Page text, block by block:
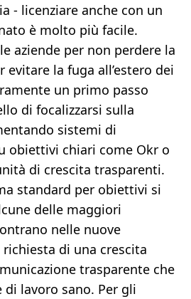
- licenziare anche con un
è molto più facile.
aziende per non perdere la
la fuga all’estero dei
un primo passo
di focalizzarsi sulla
sistemi di
obiettivi chiari come Okr o
di crescita trasparenti.
standard per obiettivi si
delle maggiori
nelle nuove
di una crescita
trasparente che
lavoro sano. Per gli